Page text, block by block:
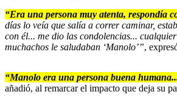
“Era una persona muy atenta, respondía
días lo veía que salía a correr caminar,
con él... me dio las condolencias...
muchachos le saludaban ‘Manolo’”,
“Manolo era una persona buena
añadió, al remarcar el impacto que deja su